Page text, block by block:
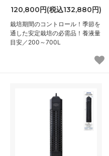
120,800円(税込132,880円)
栽培期間のコントロール！季節を
通した安定栽培の必需品！養液量
目安／200～700L